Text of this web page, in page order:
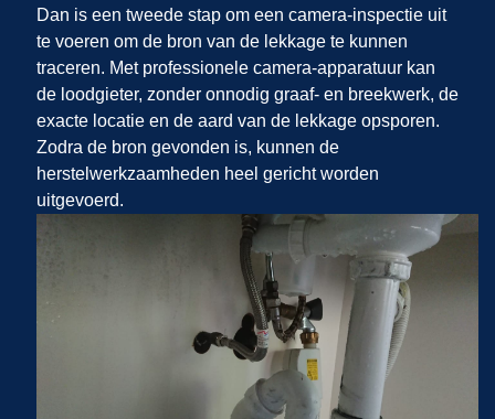
Dan is een tweede stap om een camera-inspectie uit
te voeren om de bron van de lekkage te kunnen
traceren. Met professionele camera-apparatuur kan
de loodgieter, zonder onnodig graaf- en breekwerk, de
exacte locatie en de aard van de lekkage opsporen.
Zodra de bron gevonden is, kunnen de
herstelwerkzaamheden heel gericht worden
uitgevoerd.